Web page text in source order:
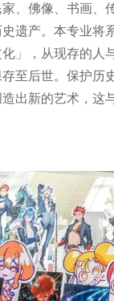
育，代代相承的
、佛像、书画、
遗产。本专业将
」，从现存的人
至后世。保护历